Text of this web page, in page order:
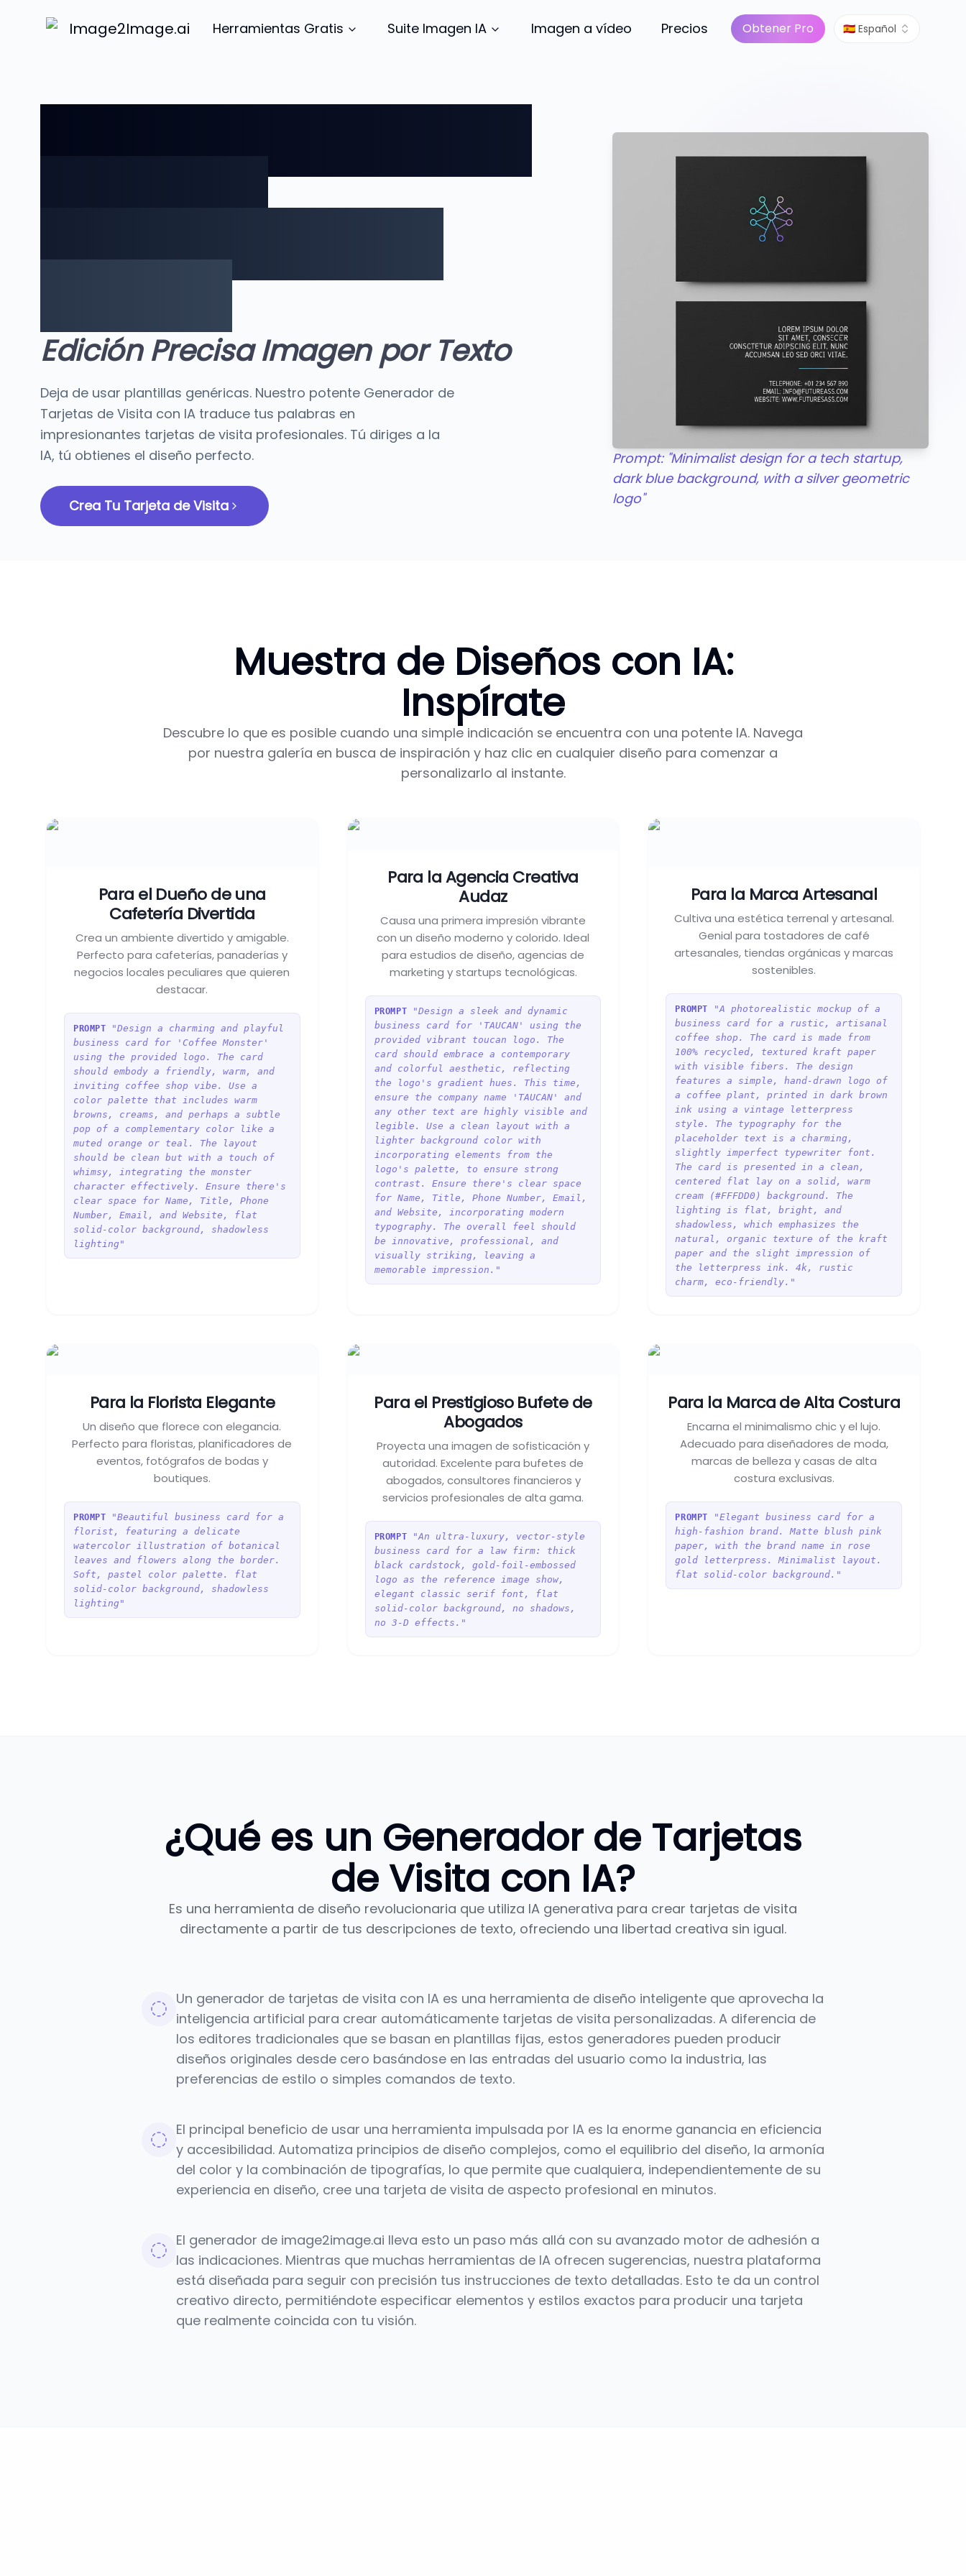
Image2Image.ai Herramientas Gratis Suite Imagen IA Imagen a vídeo Precios Obtener Pro 🇪🇸 Español
Nosotros
Diseñaremos la
Tarjeta.
Edición Precisa Imagen por Texto
Deja de usar plantillas genéricas. Nuestro potente Generador de
Tarjetas de Visita con IA traduce tus palabras en
impresionantes tarjetas de visita profesionales. Tú diriges a la
IA, tú obtienes el diseño perfecto.
Crea Tu Tarjeta de Visita
Prompt: "Minimalist design for a tech startup,
dark blue background, with a silver geometric
logo"
Muestra de Diseños con IA:
Inspírate
Descubre lo que es posible cuando una simple indicación se encuentra con una potente IA. Navega
por nuestra galería en busca de inspiración y haz clic en cualquier diseño para comenzar a
personalizarlo al instante.
Para el Dueño de una
Cafetería Divertida
Crea un ambiente divertido y amigable.
Perfecto para cafeterías, panaderías y
negocios locales peculiares que quieren
destacar.
PROMPT
"Design a charming and playful
business card for 'Coffee Monster'
using the provided logo. The card
should embody a friendly, warm, and
inviting coffee shop vibe. Use a
color palette that includes warm
browns, creams, and perhaps a subtle
pop of a complementary color like a
muted orange or teal. The layout
should be clean but with a touch of
whimsy, integrating the monster
character effectively. Ensure there's
clear space for Name, Title, Phone
Number, Email, and Website, flat
solid-color background, shadowless
lighting"
Para la Agencia Creativa
Audaz
Causa una primera impresión vibrante
con un diseño moderno y colorido. Ideal
para estudios de diseño, agencias de
marketing y startups tecnológicas.
PROMPT
"Design a sleek and dynamic
business card for 'TAUCAN' using the
provided vibrant toucan logo. The
card should embrace a contemporary
and colorful aesthetic, reflecting
the logo's gradient hues. This time,
ensure the company name 'TAUCAN' and
any other text are highly visible and
legible. Use a clean layout with a
lighter background color with
incorporating elements from the
logo's palette, to ensure strong
contrast. Ensure there's clear space
for Name, Title, Phone Number, Email,
and Website, incorporating modern
typography. The overall feel should
be innovative, professional, and
visually striking, leaving a
memorable impression."
Para la Marca Artesanal
Cultiva una estética terrenal y artesanal.
Genial para tostadores de café
artesanales, tiendas orgánicas y marcas
sostenibles.
PROMPT
"A photorealistic mockup of a
business card for a rustic, artisanal
coffee shop. The card is made from
100% recycled, textured kraft paper
with visible fibers. The design
features a simple, hand-drawn logo of
a coffee plant, printed in dark brown
ink using a vintage letterpress
style. The typography for the
placeholder text is a charming,
slightly imperfect typewriter font.
The card is presented in a clean,
centered flat lay on a solid, warm
cream (#FFFDD0) background. The
lighting is flat, bright, and
shadowless, which emphasizes the
natural, organic texture of the kraft
paper and the slight impression of
the letterpress ink. 4k, rustic
charm, eco-friendly."
Para la Florista Elegante
Un diseño que florece con elegancia.
Perfecto para floristas, planificadores de
eventos, fotógrafos de bodas y
boutiques.
PROMPT
"Beautiful business card for a
florist, featuring a delicate
watercolor illustration of botanical
leaves and flowers along the border.
Soft, pastel color palette. flat
solid-color background, shadowless
lighting"
Para el Prestigioso Bufete de
Abogados
Proyecta una imagen de sofisticación y
autoridad. Excelente para bufetes de
abogados, consultores financieros y
servicios profesionales de alta gama.
PROMPT
"An ultra-luxury, vector-style
business card for a law firm: thick
black cardstock, gold-foil-embossed
logo as the reference image show,
elegant classic serif font, flat
solid-color background, no shadows,
no 3-D effects."
Para la Marca de Alta Costura
Encarna el minimalismo chic y el lujo.
Adecuado para diseñadores de moda,
marcas de belleza y casas de alta
costura exclusivas.
PROMPT
"Elegant business card for a
high-fashion brand. Matte blush pink
paper, with the brand name in rose
gold letterpress. Minimalist layout.
flat solid-color background."
¿Qué es un Generador de Tarjetas
de Visita con IA?
Es una herramienta de diseño revolucionaria que utiliza IA generativa para crear tarjetas de visita
directamente a partir de tus descripciones de texto, ofreciendo una libertad creativa sin igual.
Un generador de tarjetas de visita con IA es una herramienta de diseño inteligente que aprovecha la
inteligencia artificial para crear automáticamente tarjetas de visita personalizadas. A diferencia de
los editores tradicionales que se basan en plantillas fijas, estos generadores pueden producir
diseños originales desde cero basándose en las entradas del usuario como la industria, las
preferencias de estilo o simples comandos de texto.
El principal beneficio de usar una herramienta impulsada por IA es la enorme ganancia en eficiencia
y accesibilidad. Automatiza principios de diseño complejos, como el equilibrio del diseño, la armonía
del color y la combinación de tipografías, lo que permite que cualquiera, independientemente de su
experiencia en diseño, cree una tarjeta de visita de aspecto profesional en minutos.
El generador de image2image.ai lleva esto un paso más allá con su avanzado motor de adhesión a
las indicaciones. Mientras que muchas herramientas de IA ofrecen sugerencias, nuestra plataforma
está diseñada para seguir con precisión tus instrucciones de texto detalladas. Esto te da un control
creativo directo, permitiéndote especificar elementos y estilos exactos para producir una tarjeta
que realmente coincida con tu visión.